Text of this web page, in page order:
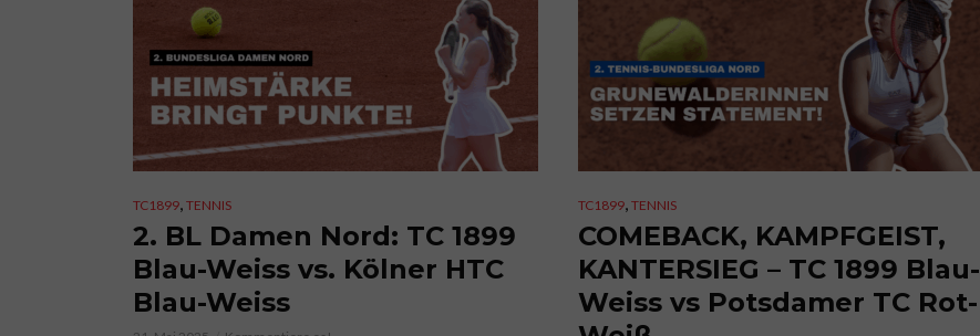
TC1899 TENNIS
2. BL Damen Nord: TC 1899
Blau-Weiss vs. Kölner HTC
Blau-Weiss
TC1899 TENNIS
COMEBACK, KAMPFGEIST,
KANTERSIEG – TC 1899 Blau-
Weiss vs Potsdamer TC Rot-